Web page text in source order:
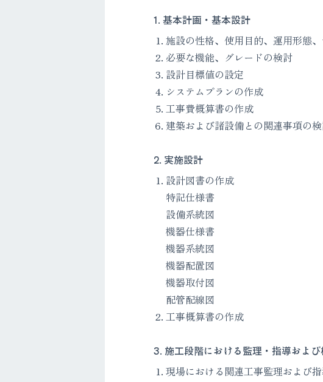
1. 基本計画・基本設計
施設の性格、使用目的、運用形態
必要な機能、グレードの検討
設計目標値の設定
システムプランの作成
工事費概算書の作成
建築および諸設備との関連事項の
2. 実施設計
設計図書の作成
特記仕様書
設備系統図
機器仕様書
機器系統図
機器配置図
機器取付図
配管配線図
工事概算書の作成
3. 施工段階における監理・指導および
現場における関連工事監理および